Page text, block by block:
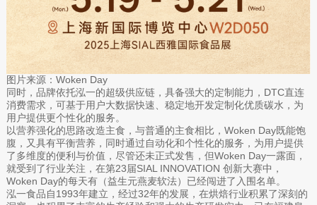
图片来源：Woken Day
同时，品牌依托泓一的超级供应链，具备强大的定制能力，DTC直连
消费需求，可基于用户大数据快速、稳定地开发定制化优质碳水，为
用户提供更个性化的服务。
以营养强化的思路改造主食，与普通的主食相比，Woken Day既能饱
腹，又具有平衡营养，同时通过自动化和个性化的服务，为用户提供
了多维度的便利与价值，尽管还未正式发售，但Woken Day一露面，
就受到了行业关注，在第23届SIAL INNOVATION 创新大赛中，
Woken Day的每天有（益生元燕麦软法）已经闯进了入围名单。
泓一食品自1993年建立，经过32年的发展，在烘焙行业积累了深刻的